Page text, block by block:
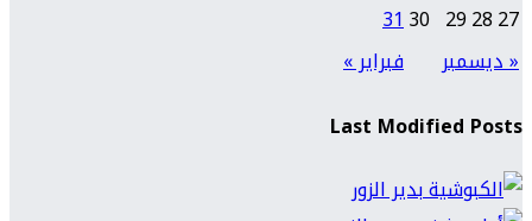
« ديسمبر فبراير »
27
28
29
30
31
Last Modified Posts